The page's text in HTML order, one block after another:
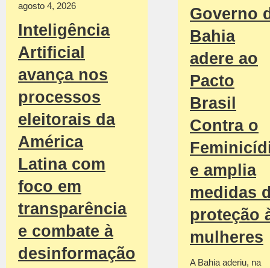
agosto 4, 2026
Inteligência
Artificial
avança nos
processos
eleitorais da
América
Latina com
foco em
transparência
e combate à
desinformação
Governo
Bahia
adere ao
Pacto
Brasil
Contra o
e amplia
medidas
proteção
mulheres
A Bahia aderiu, na